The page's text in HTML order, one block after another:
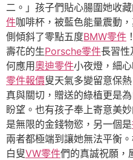
二。」孩子們貼心腸圍她收
件咖啡杯，被藍色能量震動
側傾斜了零點五度BMW零件
壽花的生Porsche零件長習性
何應用奧迪零件小夜燈，細
零件報價叟天氣多變留意保
真與關切，贈送的綠植更是
盼望。也有孩子奉上寄意美
是無限的金錢物慾，另一個是
兩者都極端到讓她無法平衡
白叟VW零件們的真誠祝願，